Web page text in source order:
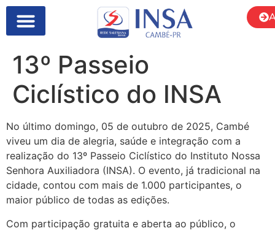
13º Passeio
Ciclístico do INSA
No último domingo, 05 de outubro de 2025, Cambé
viveu um dia de alegria, saúde e integração com a
realização do 13º Passeio Ciclístico do Instituto Nossa
Senhora Auxiliadora (INSA). O evento, já tradicional na
cidade, contou com mais de 1.000 participantes, o
maior público de todas as edições.
Com participação gratuita e aberta ao público, o